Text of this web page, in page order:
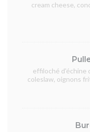
cream cheese,
effiloché d'échine
coleslaw, oignons